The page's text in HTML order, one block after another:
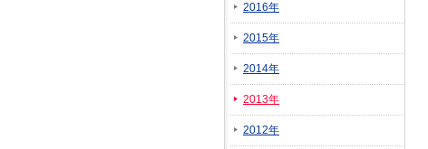
2016年
2015年
2014年
2013年
2012年